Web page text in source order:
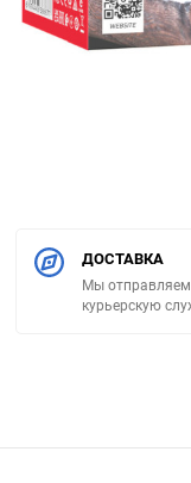
ДОСТАВКА
Мы
курьерскую